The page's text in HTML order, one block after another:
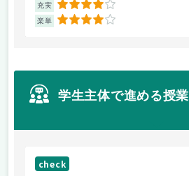
充実 4
楽単 4
学生主体で進める授業
check